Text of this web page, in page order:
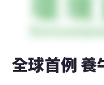
全球首例 養